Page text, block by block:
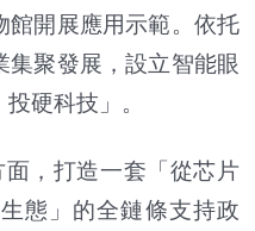
館開展應用示範。依托
集聚發展，設立智能眼
硬科技」。
，打造一套「從芯片
態」的全鏈條支持政